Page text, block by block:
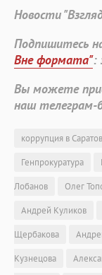
Новости
Подпишитесь
Вне формата":
Вы можете
наш телеграм-
коррупция в
Генпрокуратура
Лобанов
Олег
Андрей Куликов
Щербакова
Кузнецова